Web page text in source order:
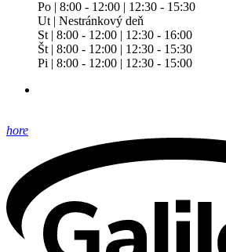
Po | 8:00 - 12:00 | 12:30 - 15:30
Ut | Nestránkový deň
St | 8:00 - 12:00 | 12:30 - 16:00
Št | 8:00 - 12:00 | 12:30 - 15:30
Pi | 8:00 - 12:00 | 12:30 - 15:00
hore